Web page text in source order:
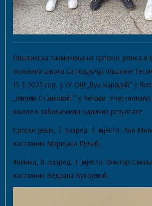
Општинска такмичења из српског језика и
основних школа са подручја општине
15.3.2025.год. у ЈУ ОШ „Вук Караџић“ у
„Јеврем Станковић “ у Чечави.
школе и забиљежили одличне резултате:
Српски језик, 7. разред: 1. мјесто: Ана
наставник Маријана Пуљић;
Физика, 8. разред: 1. мјесто: Виктор
наставник Ведрана Вукојевић.